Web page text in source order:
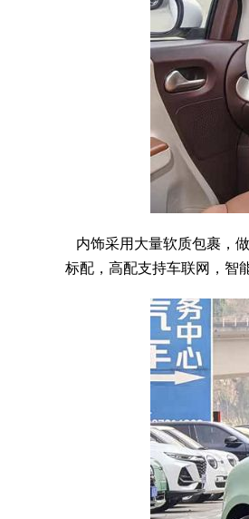
内饰采用大量软质包裹，
标配，高配支持车联网，智